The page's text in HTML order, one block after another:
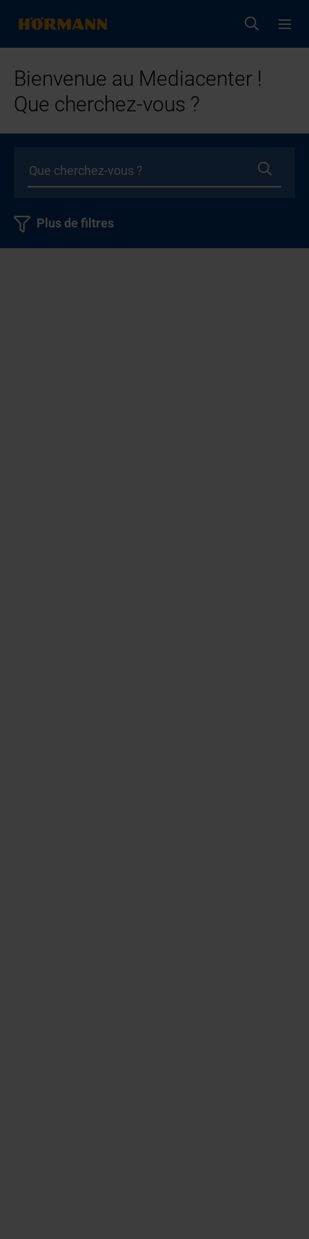
Bienvenue au Mediacenter !
Que cherchez-vous ?
Plus de filtres